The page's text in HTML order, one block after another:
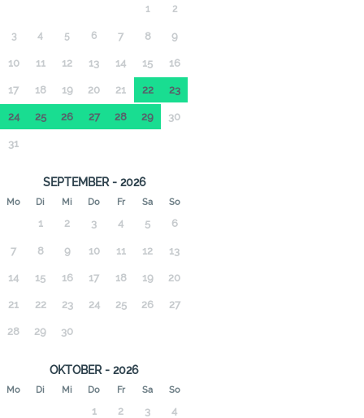
1 2
3 4 5 6 7 8 9
10 11 12 13 14 15 16
17 18 19 20 21 22 23
24 25 26 27 28 29 30
31
SEPTEMBER - 2026
Mo Di Mi Do Fr Sa So
1 2 3 4 5 6
7 8 9 10 11 12 13
14 15 16 17 18 19 20
21 22 23 24 25 26 27
28 29 30
OKTOBER - 2026
Mo Di Mi Do Fr Sa So
1 2 3 4